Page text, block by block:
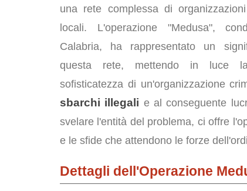
una rete complessa di
locali. L'operazione "Medusa",
Calabria, ha rappresentato un
questa rete, mettendo in luce
sofisticatezza di un'organizzazione
sbarchi illegali e al conseguente
svelare l'entità del problema, ci offre
e le sfide che attendono le forze
Dettagli dell'Operazione